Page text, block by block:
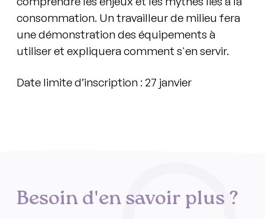
consommation. Un travailleur de milieu fera
une démonstration des équipements à
utiliser et expliquera comment s'en servir.
Date limite d’inscription : 27 janvier
Besoin d'en savoir plus ?